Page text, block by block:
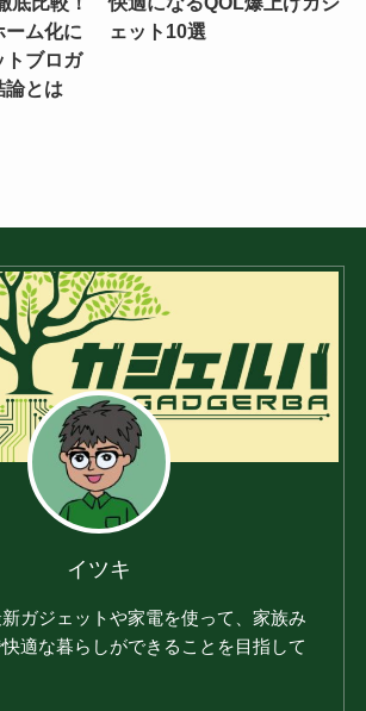
ーム化に
トブロガ
論とは
ェット10選
イツキ
ガジェットや家電を使って、家族み
適な暮らしができることを目指して